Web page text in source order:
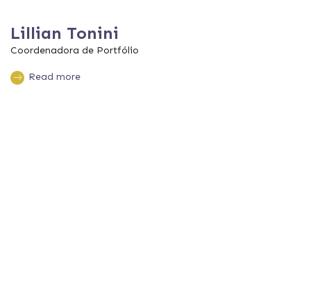
Lillian Tonini
Coordenadora de Portfólio
Read more